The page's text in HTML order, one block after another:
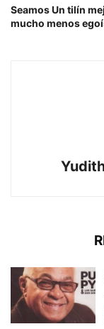
Seamos Un tilín
mucho menos